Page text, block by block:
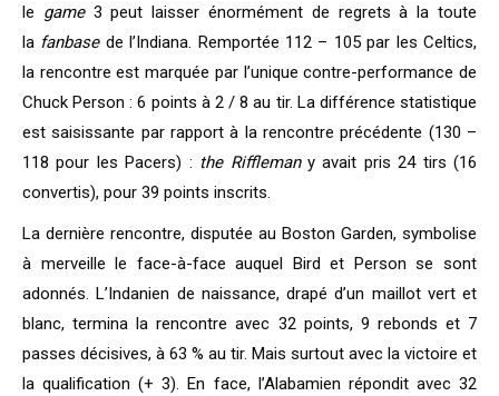
le game3 peut laisser énormément de regrets à la toute
la fanbase de l’Indiana. Remportée 112 – 105 par les Celtics,
la rencontre est marquée par l’unique contre-performance de
Chuck Person : 6 points à 2 / 8 au tir. La différence statistique
est saisissante par rapport à la rencontre précédente (130 –
118 pour les Pacers) : the Rifflemany avait pris 24 tirs (16
convertis), pour 39 points inscrits.
La dernière rencontre, disputée au Boston Garden, symbolise
à merveille le face-à-face auquel Bird et Person se sont
adonnés. L’Indanien de naissance, drapé d’un maillot vert et
blanc, termina la rencontre avec 32 points, 9 rebonds et 7
passes décisives, à 63 % au tir. Mais surtout avec la victoire et
la qualification (+ 3). En face, l’Alabamien répondit avec 32